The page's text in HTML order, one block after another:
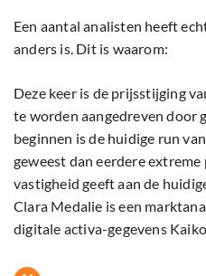
Een aantal analisten heeft
anders is. Dit is waarom:
Deze keer is de prijsstijging
te worden aangedreven door
beginnen is de huidige run
geweest dan eerdere
vastigheid geeft aan de
Clara Medalie is een
digitale activa-gegevens